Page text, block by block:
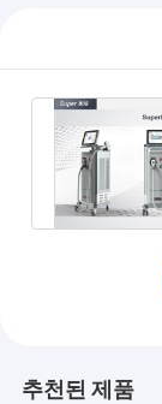
추천된 제품